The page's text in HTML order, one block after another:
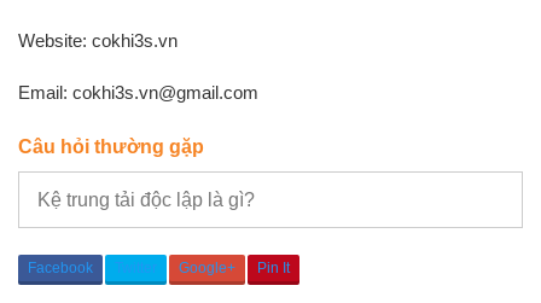
Website: cokhi3s.vn
Email: cokhi3s.vn@gmail.com
Câu hỏi thường gặp
Kệ trung tải độc lập là gì?
Facebook Twitter Google+ Pin It